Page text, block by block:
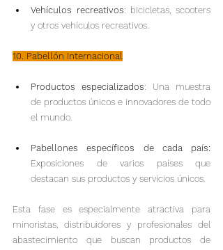
Vehículos recreativos: bicicletas, scooters
y otros vehículos recreativos.
10. Pabellón Internacional
Productos especializados: Una muestra
de productos únicos e innovadores de todo
el mundo.
Pabellones específicos de cada país:
Exposiciones de varios países que
destacan sus productos y servicios únicos.
Esta fase es especialmente atractiva para
minoristas, distribuidores y profesionales del
abastecimiento que buscan productos de